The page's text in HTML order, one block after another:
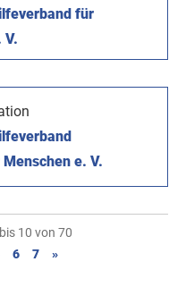
für
V.
e. V.
10 von 70
6 7 »